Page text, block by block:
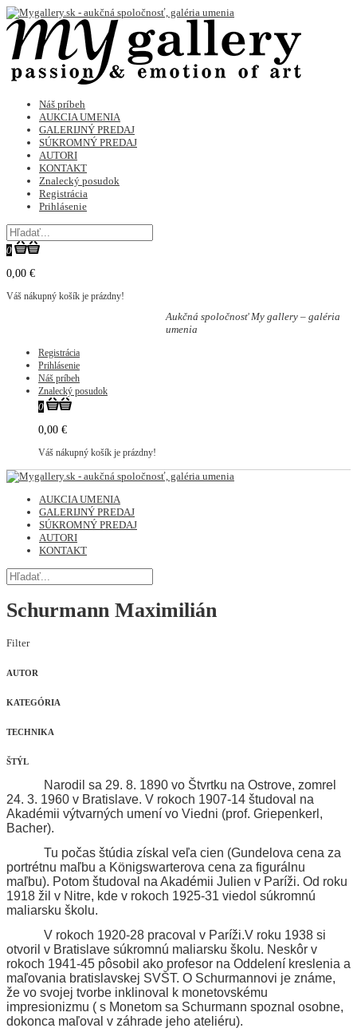
Náš príbeh
AUKCIA UMENIA
GALERIJNÝ PREDAJ
SÚKROMNÝ PREDAJ
AUTORI
KONTAKT
Znalecký posudok
Registrácia
Prihlásenie
0
0,00 €
Váš nákupný košík je prázdny!
Aukčná spoločnosť My gallery – galéria
umenia
Registrácia
Prihlásenie
Náš príbeh
Znalecký posudok
0
0,00 €
Váš nákupný košík je prázdny!
AUKCIA UMENIA
GALERIJNÝ PREDAJ
SÚKROMNÝ PREDAJ
AUTORI
KONTAKT
Schurmann Maximilián
Filter
AUTOR
KATEGÓRIA
TECHNIKA
ŠTÝL
Narodil sa 29. 8. 1890 vo Štvrtku na Ostrove, zomrel
24. 3. 1960 v Bratislave. V rokoch 1907-14 študoval na
Akadémii výtvarných umení vo Viedni (prof. Griepenkerl,
Bacher).
Tu počas štúdia získal veľa cien (Gundelova cena za
portrétnu maľbu a Königswarterova cena za figurálnu
maľbu). Potom študoval na Akadémii Julien v Paríži. Od roku
1918 žil v Nitre, kde v rokoch 1925-31 viedol súkromnú
maliarsku školu.
V rokoch 1920-28 pracoval v Paríži.V roku 1938 si
otvoril v Bratislave súkromnú maliarsku školu. Neskôr v
rokoch 1941-45 pôsobil ako profesor na Oddelení kreslenia a
maľovania bratislavskej SVŠT. O Schurmannovi je známe,
že vo svojej tvorbe inklinoval k monetovskému
impresionizmu ( s Monetom sa Schurmann spoznal osobne,
dokonca maľoval v záhrade jeho ateliéru).